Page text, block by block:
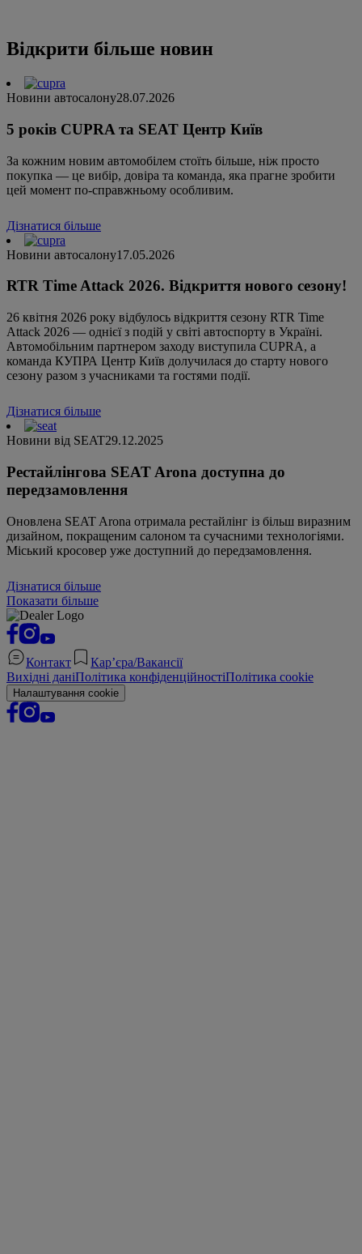
Відкрити більше новин
Новини автосалону28.07.2026
5 років CUPRA та SEAT Центр Київ
За кожним новим автомобілем стоїть більше, ніж просто
покупка — це вибір, довіра та команда, яка прагне зробити
цей момент по-справжньому особливим.
Дізнатися більше
Новини автосалону17.05.2026
RTR Time Attack 2026. Відкриття нового сезону!
26 квітня 2026 року відбулось відкриття сезону RTR Time
Attack 2026 — однієї з подій у світі автоспорту в Україні.
Автомобільним партнером заходу виступила CUPRA, а
команда КУПРА Центр Київ долучилася до старту нового
сезону разом з учасниками та гостями події.
Дізнатися більше
Новини від SEAT29.12.2025
Рестайлінгова SEAT Arona доступна до
передзамовлення
Оновлена SEAT Arona отримала рестайлінг із більш виразним
дизайном, покращеним салоном та сучасними технологіями.
Міський кросовер уже доступний до передзамовлення.
Дізнатися більше
Показати більше
Контакт
Кар’єра/Вакансії
Вихідні даніПолітика конфіденційностіПолітика cookie
Налаштування cookie